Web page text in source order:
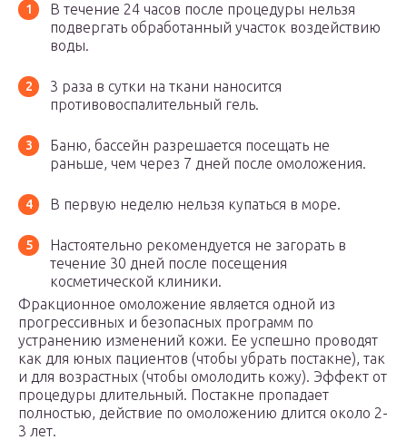
В течение 24 часов после процедуры нельзя
подвергать обработанный участок воздействию
воды.
3 раза в сутки на ткани наносится
противовоспалительный гель.
Баню, бассейн разрешается посещать не
раньше, чем через 7 дней после омоложения.
В первую неделю нельзя купаться в море.
Настоятельно рекомендуется не загорать в
течение 30 дней после посещения
косметической клиники.
Фракционное омоложение является одной из
прогрессивных и безопасных программ по
устранению изменений кожи. Ее успешно проводят
как для юных пациентов (чтобы убрать постакне), так
и для возрастных (чтобы омолодить кожу). Эффект от
процедуры длительный. Постакне пропадает
полностью, действие по омоложению длится около 2-
3 лет.